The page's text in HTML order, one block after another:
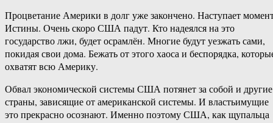
Процветание Америки в долг уже закончено. Наступает
Истины. Очень скоро США падут. Кто надеялся на это
государство лжи, будет осрамлён. Многие будут уезжать сами,
покидая свои дома. Бежать от этого хаоса и беспорядка,
охватят всю Америку.
Обвал экономической системы США потянет за собой и другие
страны, зависящие от американской системы. И властьимущие
это прекрасно осознают. Именно поэтому США, как щупальца